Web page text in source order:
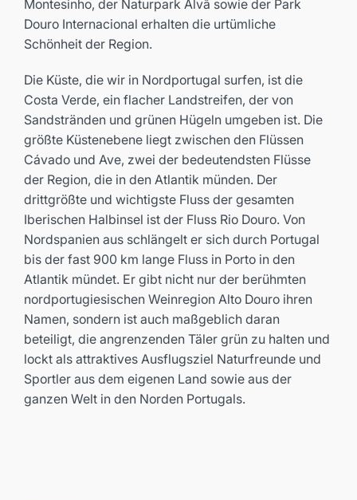
Montesinho, der Naturpark Alvã sowie der Park
Douro Internacional erhalten die urtümliche
Schönheit der Region.
Die Küste, die wir in Nordportugal surfen, ist die
Costa Verde, ein flacher Landstreifen, der von
Sandstränden und grünen Hügeln umgeben ist. Die
größte Küstenebene liegt zwischen den Flüssen
Cávado und Ave, zwei der bedeutendsten Flüsse
der Region, die in den Atlantik münden. Der
drittgrößte und wichtigste Fluss der gesamten
Iberischen Halbinsel ist der Fluss Rio Douro. Von
Nordspanien aus schlängelt er sich durch Portugal
bis der fast 900 km lange Fluss in Porto in den
Atlantik mündet. Er gibt nicht nur der berühmten
nordportugiesischen Weinregion Alto Douro ihren
Namen, sondern ist auch maßgeblich daran
beteiligt, die angrenzenden Täler grün zu halten und
lockt als attraktives Ausflugsziel Naturfreunde und
Sportler aus dem eigenen Land sowie aus der
ganzen Welt in den Norden Portugals.